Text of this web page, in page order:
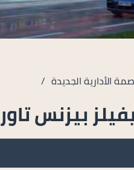
الأدارية الجديدة /
بيزنس تاور